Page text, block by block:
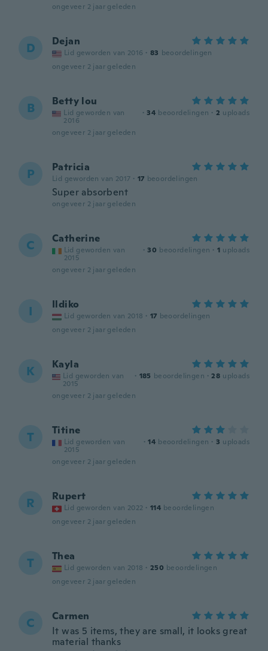
ongeveer 2 jaar geleden
D Dejan
Lid geworden van 2016 · 83 beoordelingen
ongeveer 2 jaar geleden
B Betty lou
Lid geworden van
2016
· 34 beoordelingen · 2 uploads
ongeveer 2 jaar geleden
P Patricia
Lid geworden van 2017 · 17 beoordelingen
Super absorbent
ongeveer 2 jaar geleden
C Catherine
Lid geworden van
2015
· 30 beoordelingen · 1 uploads
ongeveer 2 jaar geleden
I Ildiko
Lid geworden van 2018 · 17 beoordelingen
ongeveer 2 jaar geleden
K Kayla
Lid geworden van
2015
· 185 beoordelingen · 28 uploads
ongeveer 2 jaar geleden
T Titine
Lid geworden van
2015
· 14 beoordelingen · 3 uploads
ongeveer 2 jaar geleden
R Rupert
Lid geworden van 2022 · 114 beoordelingen
ongeveer 2 jaar geleden
T Thea
Lid geworden van 2018 · 250 beoordelingen
ongeveer 2 jaar geleden
C
Carmen
It was 5 items, they are small, it looks great
material thanks